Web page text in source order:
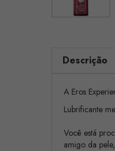
Descrição
A Eros
Lubrificante
Você está
amigo da